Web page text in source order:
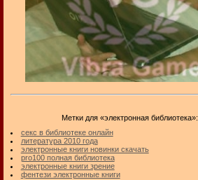
Метки для «электронная библиотека»:
секс в библиотеке онлайн
литература 2010 года
электронные книги новинки скачать
pro100 полная библиотека
электронные книги зрение
фентези электронные книги